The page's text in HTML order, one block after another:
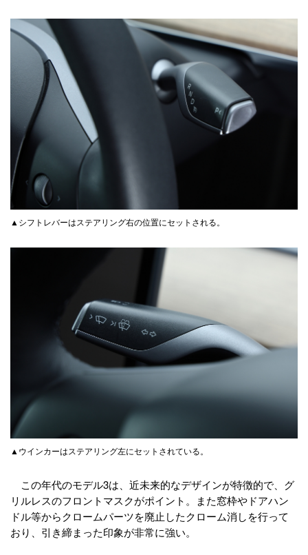
▲シフトレバーはステアリング右の位置にセットされる。
▲ウインカーはステアリング左にセットされている。
この年代のモデル3は、近未来的なデザインが特徴的で、グ
リルレスのフロントマスクがポイント。また窓枠やドアハン
ドル等からクロームパーツを廃止したクローム消しを行って
おり、引き締まった印象が非常に強い。